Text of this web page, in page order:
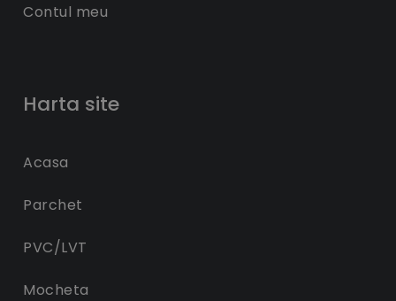
Contul meu
Harta site
Acasa
Parchet
PVC/LVT
Mocheta